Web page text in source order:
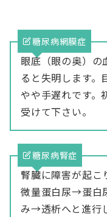
糖尿病網膜症
眼底（眼の奥）の
ると失明します。
やや手遅れです。
受けて下さい。
糖尿病腎症
腎臓に障害が起こ
微量蛋白尿→蛋
み→透析へと進行